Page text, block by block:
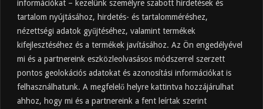
információkat – kezelünk személyre szabott hirdetések és
tartalom nyújtásához, hirdetés- és tartalomméréshez,
nézettségi adatok gyűjtéséhez, valamint termékek
kifejlesztéséhez és a termékek javításához. Az Ön engedélyével
mi és a partnereink eszközleolvasásos módszerrel szerzett
pontos geolokációs adatokat és azonosítási információkat is
felhasználhatunk. A megfelelő helyre kattintva hozzájárulhat
ahhoz, hogy mi és a partnereink a fent leírtak szerint
Felkapott
Almaecet mire jó? 21 gyakori felhasználási
terület
2025.10.31.
Almaecet fogyasztása: mikor, mennyit, mivel
hígítva?